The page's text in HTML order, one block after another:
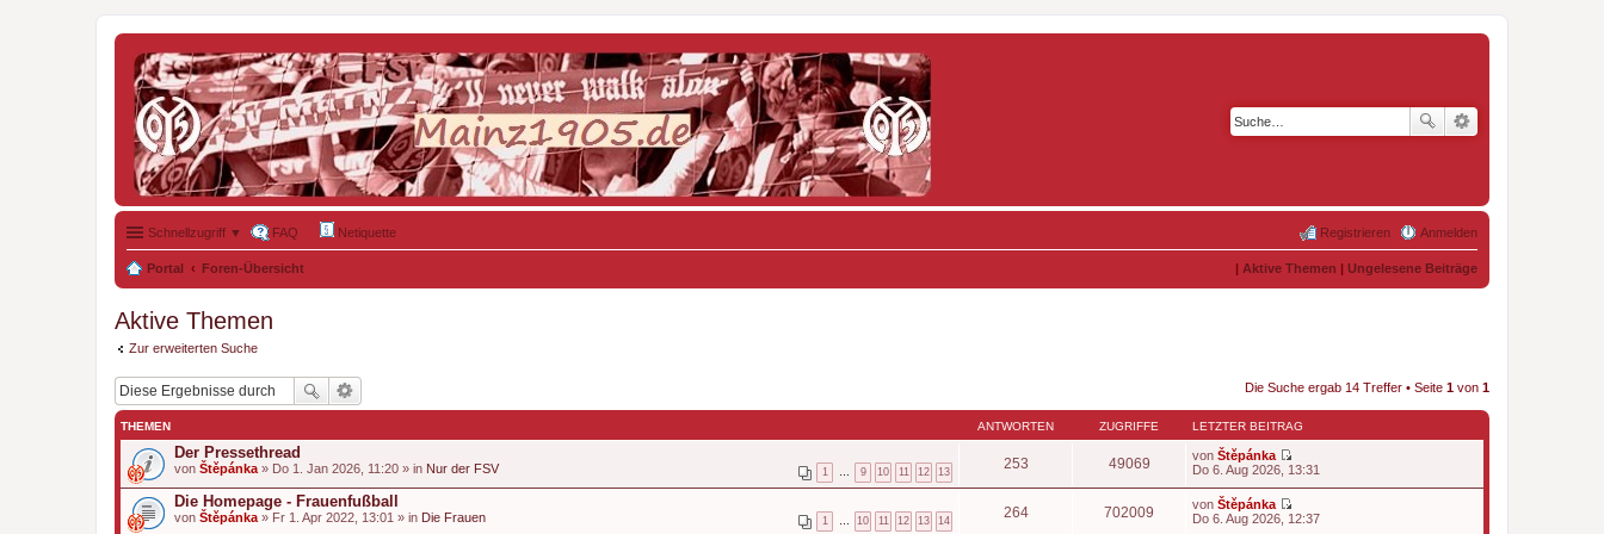
Schnellzugriff ▼ FAQ Netiquette Anmelden
Registrieren
Portal Foren-Übersicht | Aktive Themen | Ungelesene Beiträge
Aktive Themen
Zur erweiterten Suche
Die Suche ergab 14 Treffer • Seite 1 von 1
THEMEN ANTWORTEN ZUGRIFFE LETZTER BEITRAG
Der Pressethread
1 9 10 11 12 13
von Štěpánka » Do 1. Jan 2026, 11:20 » in Nur der FSV 253 49069 von Štěpánka
N
s
Do 6. Aug 2026, 13:31
Die Homepage - Frauenfußball
1 10 11 12 13 14
von Štěpánka » Fr 1. Apr 2022, 13:01 » in Die Frauen 264 702009 von Štěpánka
N
Do 6. Aug 2026, 12:37